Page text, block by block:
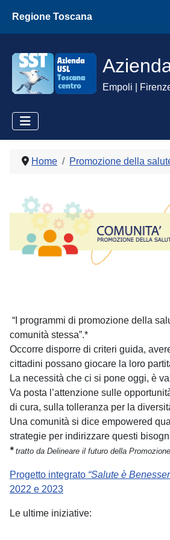
Regione Toscana
Empoli |
Home Promozione della
“I programmi di promozione della
comunità stessa”.*
Occorre disporre di criteri guida,
cittadini possano giocare la loro
La necessità che ci si pone oggi, è
Va posta l’attenzione sulle
di cura, sulla tolleranza per la
Una comunità si dice empowered
strategie per indirizzare questi
* tratto da Delineare il futuro della
Progetto integrato “Salute è
2022 e 2023
Le ultime iniziative: